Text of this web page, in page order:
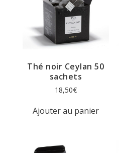
Thé noir Ceylan 50
sachets
18,50€
Ajouter au panier